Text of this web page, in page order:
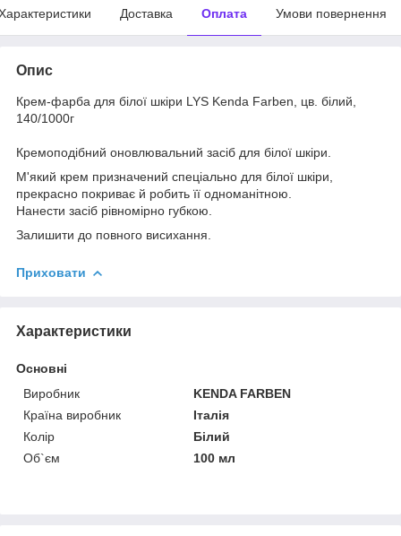
Доставка Оплата Умови повернення
Опис
Крем-фарба для білої шкіри LYS Kenda Farben, цв. білий,
140/1000г
Кремоподібний оновлювальний засіб для білої шкіри.
М'який крем призначений спеціально для білої шкіри,
прекрасно покриває й робить її одноманітною.
Нанести засіб рівномірно губкою.
Залишити до повного висихання.
Приховати
Характеристики
Основні
Виробник
KENDA FARBEN
Країна виробник
Італія
Колір
Білий
Об`єм
100 мл